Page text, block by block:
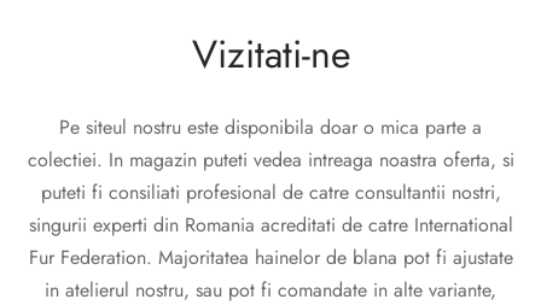
Vizitati-ne
Pe siteul nostru este disponibila doar o mica parte a
colectiei. In magazin puteti vedea intreaga noastra oferta, si
puteti fi consiliati profesional de catre consultantii nostri,
singurii experti din Romania acreditati de catre International
Fur Federation. Majoritatea hainelor de blana pot fi ajustate
in atelierul nostru, sau pot fi comandate in alte variante,